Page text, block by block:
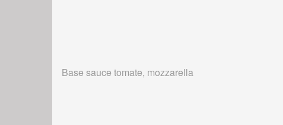
Base sauce tomate, mozzarella